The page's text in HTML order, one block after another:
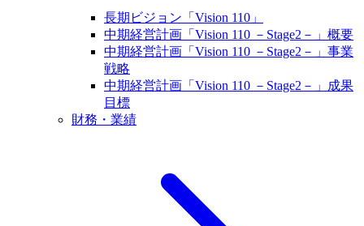
長期ビジョン「Vision 110」
中期経営計画「Vision 110 －Stage2－」概要
中期経営計画「Vision 110 －Stage2－」事業
戦略
中期経営計画「Vision 110 －Stage2－」成果
目標
財務・業績